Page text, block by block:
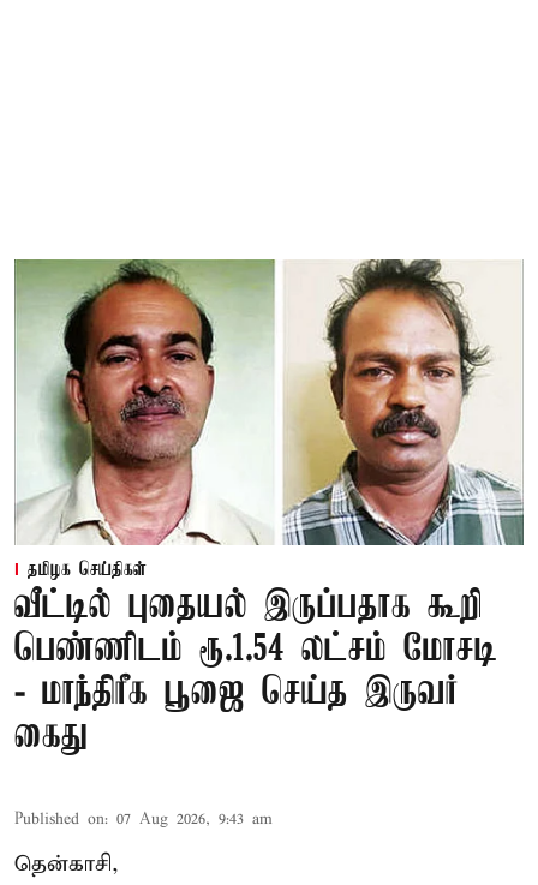
தமிழக செய்திகள்
வீட்டில் புதையல் இருப்பதாக கூறி
பெண்ணிடம் ரூ.1.54 லட்சம் மோசடி
- மாந்திரீக பூஜை செய்த இருவர்
கைது
Published on: 07 Aug 2026, 9:43 am
தென்காசி,